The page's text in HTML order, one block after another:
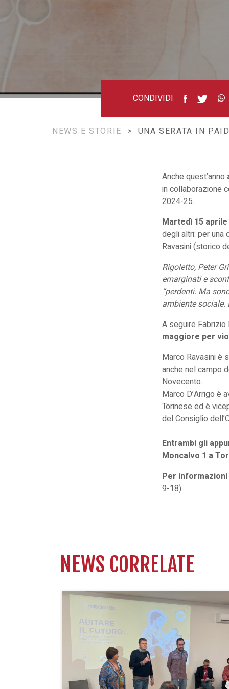
Sinfonica
Nazionale
Rai
CONDIVIDI
NEWS E STORIE > UNA SERATA IN
Anche quest’anno
in collaborazione
2024-25.
Martedì 15
degli altri: per una
Ravasini (storico
Rigoletto, Peter
emarginati e
“perdenti. Ma
ambiente sociale.
A seguire
maggiore per
Marco Ravasini è
anche nel campo
Novecento.
Marco D’Arrigo è
Torinese ed è
del Consiglio
Entrambi gli
Moncalvo 1 a
Per
9-18).
NEWS CORRELATE